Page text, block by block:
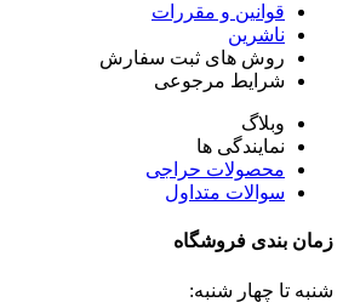
قوانین و مقررات
ناشرین
روش های ثبت سفارش
شرایط مرجوعی
وبلاگ
نمایندگی ها
محصولات حراجی
سوالات متداول
زمان بندی فروشگاه
شنبه تا چهار شنبه: